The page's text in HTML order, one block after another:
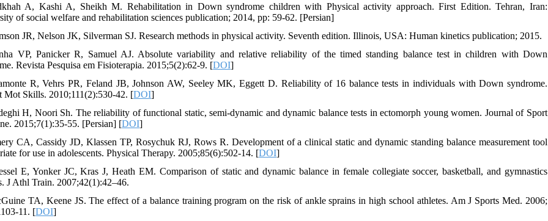
A, Kashi A, Sheikh M. Rehabilitation in Down syndrome children with Physical activity approach. First Edition. Tehran, Iran:
of social welfare and rehabilitation sciences publication; 2014, pp: 59-62. [Persian]
JR, Nelson JK, Silverman SJ. Research methods in physical activity. Seventh edition. Illinois, USA: Human kinetics publication; 2015.
VP, Panicker R, Samuel AJ. Absolute variability and relative reliability of the timed standing balance test in children with Down
Revista Pesquisa em Fisioterapia. 2015;5(2):62-9. [DOI]
R, Vehrs PR, Feland JB, Johnson AW, Seeley MK, Eggett D. Reliability of 16 balance tests in individuals with Down syndrome.
Mot Skills. 2010;111(2):530-42. [DOI]
H, Noori Sh. The reliability of functional static, semi-dynamic and dynamic balance tests in ectomorph young women. Journal of Sport
2015;7(1):35-55. [Persian] [DOI]
CA, Cassidy JD, Klassen TP, Rosychuk RJ, Rows R. Development of a clinical static and dynamic standing balance measurement tool
for use in adolescents. Physical Therapy. 2005;85(6):502-14. [DOI]
E, Yonker JC, Kras J, Heath EM. Comparison of static and dynamic balance in female collegiate soccer, basketball, and gymnastics
J Athl Train. 2007;42(1):42–46.
TA, Keene JS. The effect of a balance training program on the risk of ankle sprains in high school athletes. Am J Sports Med. 2006;
11. [DOI]